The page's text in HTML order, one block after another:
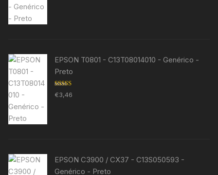
EPSON T0801 - C13T08014010 - Genérico -
Preto
Avaliação
5.00 de 5
€3,46
EPSON C3900 / CX37 - C13S050593 -
Genérico - Preto